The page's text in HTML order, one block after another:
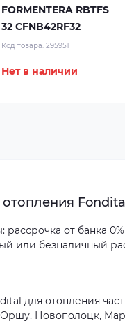
FORMENTERA RBTFS
32 CFNB42RF32
Код товара: 295951
Нет в наличии
от банка
или безналичный
для отопления
Новополоцк,